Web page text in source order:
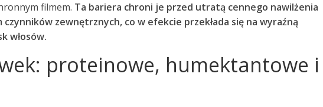
filmem. Ta bariera chroni je przed utratą cennego nawilżenia
zewnętrznych, co w efekcie przekłada się na wyraźną
włosów.
proteinowe, humektantowe i